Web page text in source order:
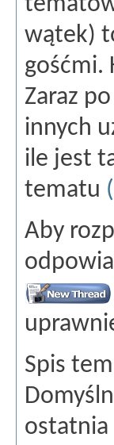
wątek)
gośćmi.
Zaraz
innych
ile jest
tematu
Aby
Spis
ostatnia